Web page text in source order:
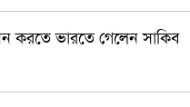
করতে ভারতে গেলেন সাকিব